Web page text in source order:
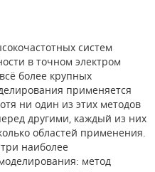
систем
в точном электром
более крупных
применяется
ни один из этих методов
другими, каждый из них
областей применения.
наиболее
метод